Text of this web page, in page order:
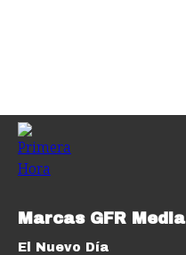
Marcas GFR Media
El Nuevo Día